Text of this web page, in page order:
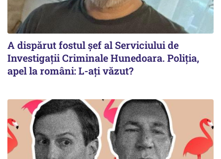
A dispărut fostul șef al Serviciului de
Investigații Criminale Hunedoara. Poliția,
apel la români: L-ați văzut?